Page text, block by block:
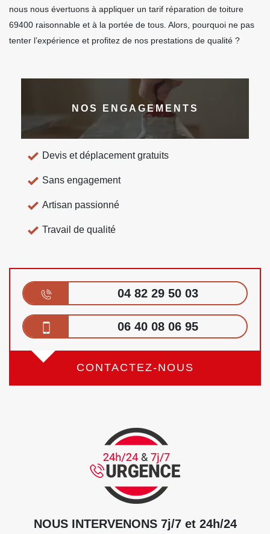
nous nous évertuons à appliquer un tarif réparation de toiture
69400 raisonnable et à la portée de tous. Alors, pourquoi ne pas
tenter l’expérience et profitez de nos prestations de qualité ?
NOS ENGAGEMENTS
Devis et déplacement gratuits
Sans engagement
Artisan passionné
Travail de qualité
04 82 29 50 03
06 40 08 06 95
CONTACTEZ-NOUS
NOUS INTERVENONS 7j/7 et 24h/24